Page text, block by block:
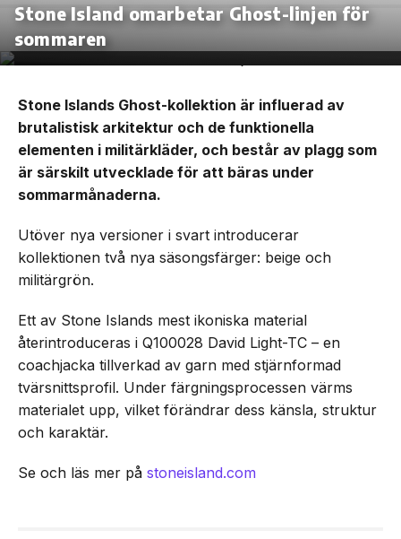
Stone Island omarbetar Ghost-linjen för
sommaren
Stone Islands Ghost-kollektion är influerad av
brutalistisk arkitektur och de funktionella
elementen i militärkläder, och består av plagg som
är särskilt utvecklade för att bäras under
sommarmånaderna.
Utöver nya versioner i svart introducerar
kollektionen två nya säsongsfärger: beige och
militärgrön.
Ett av Stone Islands mest ikoniska material
återintroduceras i Q100028 David Light-TC – en
coachjacka tillverkad av garn med stjärnformad
tvärsnittsprofil. Under färgningsprocessen värms
materialet upp, vilket förändrar dess känsla, struktur
och karaktär.
Se och läs mer på stoneisland.com